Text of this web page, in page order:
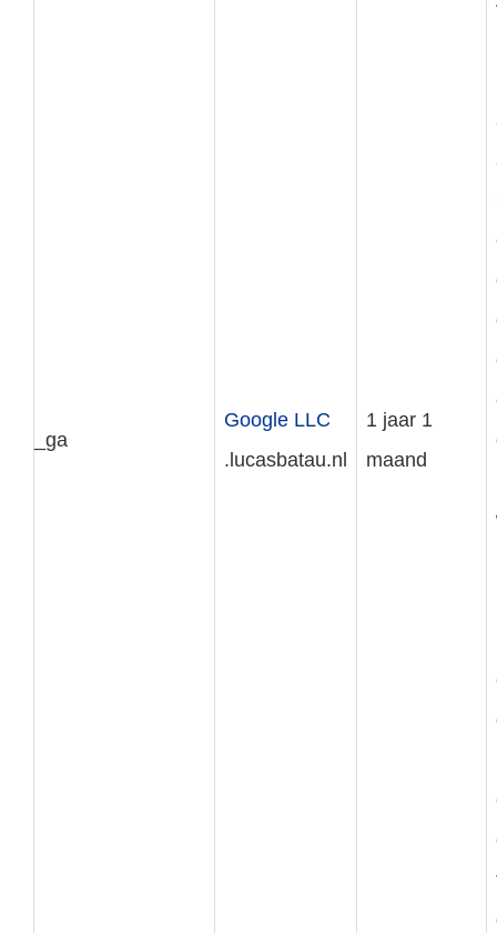
_ga
Google LLC
.lucasbatau.nl
1 jaar 1
maand